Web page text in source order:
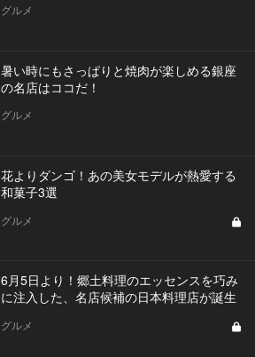
グルメ
暑い時にもさっぱりと焼肉が楽しめる銀座
の名店はココだ！
グルメ
花よりダンゴ！あの美女モデルが熱愛する
和菓子3選
グルメ
6月5日より！郷土料理のエッセンスを巧み
に注入した、名店候補の日本料理店が誕生
グルメ